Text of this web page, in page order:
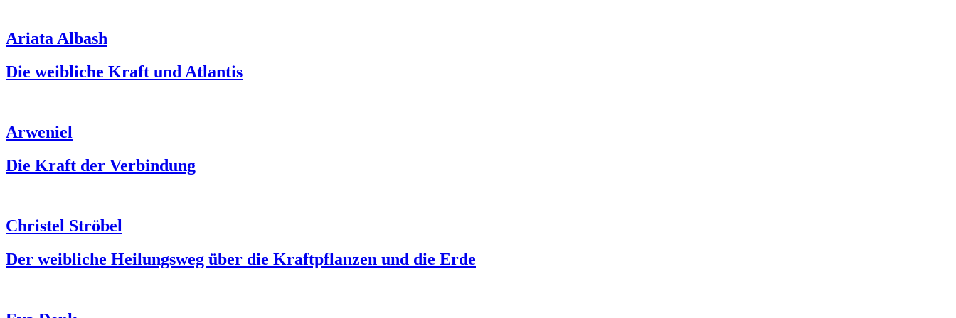
Ariata Albash
Die weibliche Kraft und Atlantis
Arweniel
Die Kraft der Verbindung
Christel Ströbel
Der weibliche Heilungsweg über die Kraftpflanzen und die Erde